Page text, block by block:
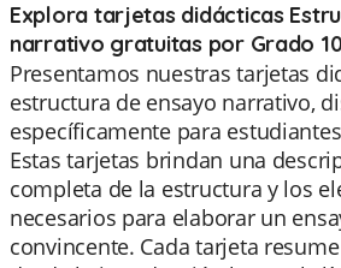
Explora tarjetas didácticas
narrativo gratuitas por Grado
Presentamos nuestras tarjetas
estructura de ensayo narrativo,
específicamente para
Estas tarjetas brindan una
completa de la estructura y los
necesarios para elaborar un
convincente. Cada tarjeta